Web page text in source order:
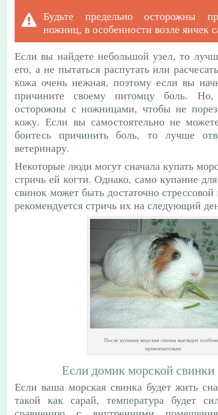
Будьте предельно осторожны
ножниц, в особенности возле яичек
Если вы найдете небольшой узел, то
его, а не пытаться распутать или
кожа очень нежная, поэтому если вы
причините своему питомцу боль.
осторожны с ножницами, чтобы не
кожу. Если вы самостоятельно не
боитесь причинить боль, то лучше
ветеринару.
Некоторые люди могут сначала купать
стричь ей когти. Однако, само купание
свинок может быть достаточно
рекомендуется стричь их на следующий
После купания морская свинка выглядит
привлекательно
Если домик морской
Если ваша морская свинка будет жить
такой как сарай, температура будет